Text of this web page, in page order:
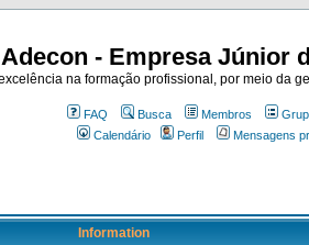
Adecon - Empresa Júnior
na formação profissional, por meio da
FAQ Busca Membros
Calendário
Perfil Mensagens
Information